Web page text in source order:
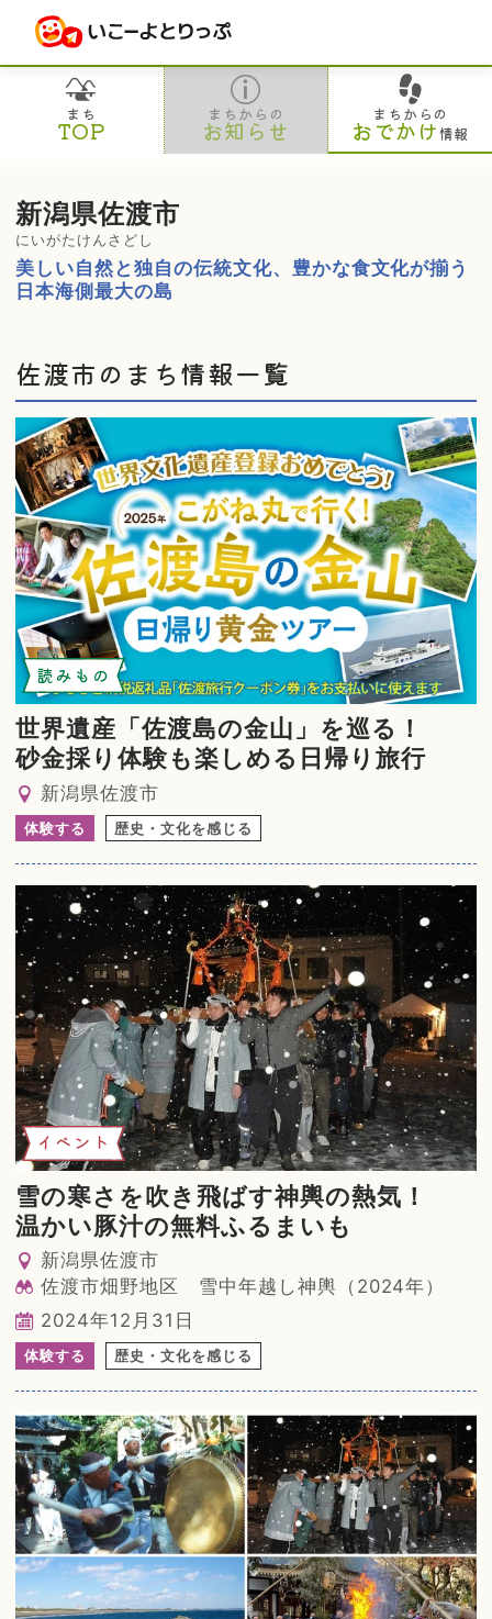
まち
TOP
まちからの
お知らせ
まちからの
おでかけ情報
新潟県佐渡市
にいがたけんさどし
美しい自然と独自の伝統文化、豊かな食文化が揃う
日本海側最大の島
佐渡市のまち情報一覧
読みもの
世界遺産「佐渡島の金山」を巡る！
砂金採り体験も楽しめる日帰り旅行
新潟県佐渡市
体験する 歴史・文化を感じる
イベント
雪の寒さを吹き飛ばす神輿の熱気！
温かい豚汁の無料ふるまいも
新潟県佐渡市
佐渡市畑野地区 雪中年越し神輿（2024年）
2024年12月31日
体験する 歴史・文化を感じる